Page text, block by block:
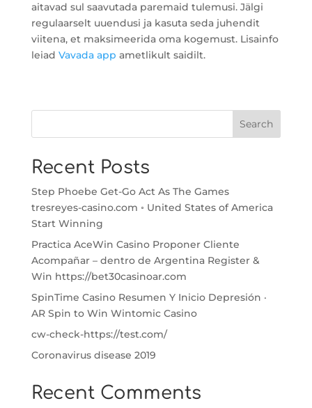
aitavad sul saavutada paremaid tulemusi. Jälgi
regulaarselt uuendusi ja kasuta seda juhendit
viitena, et maksimeerida oma kogemust. Lisainfo
leiad Vavada app ametlikult saidilt.
Search
Recent Posts
Step Phoebe Get-Go Act As The Games
tresreyes-casino.com ◦ United States of America
Start Winning
Practica AceWin Casino Proponer Cliente
Acompañar – dentro de Argentina Register &
Win https://bet30casinoar.com
SpinTime Casino Resumen Y Inicio Depresión ·
AR Spin to Win Wintomic Casino
cw-check-https://test.com/
Coronavirus disease 2019
Recent Comments